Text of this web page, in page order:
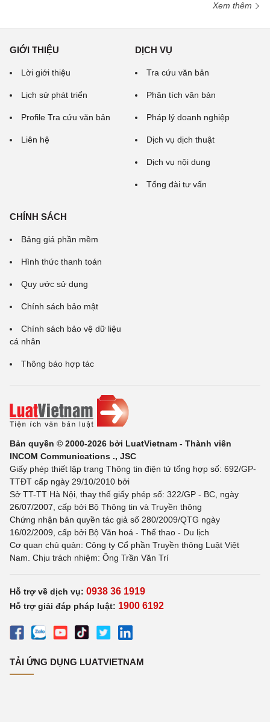
Xem thêm
GIỚI THIỆU
Lời giới thiệu
Lịch sử phát triển
Profile Tra cứu văn bản
Liên hệ
DỊCH VỤ
Tra cứu văn bản
Phân tích văn bản
Pháp lý doanh nghiệp
Dịch vụ dịch thuật
Dịch vụ nội dung
Tổng đài tư vấn
CHÍNH SÁCH
Bảng giá phần mềm
Hình thức thanh toán
Quy ước sử dụng
Chính sách bảo mật
Chính sách bảo vệ dữ liệu
cá nhân
Thông báo hợp tác
Bản quyền © 2000-2026 bởi LuatVietnam - Thành viên
INCOM Communications ., JSC
Giấy phép thiết lập trang Thông tin điện tử tổng hợp số: 692/GP-
TTĐT cấp ngày 29/10/2010 bởi
Sở TT-TT Hà Nội, thay thế giấy phép số: 322/GP - BC, ngày
26/07/2007, cấp bởi Bộ Thông tin và Truyền thông
Chứng nhận bản quyền tác giả số 280/2009/QTG ngày
16/02/2009, cấp bởi Bộ Văn hoá - Thể thao - Du lịch
Cơ quan chủ quản: Công ty Cổ phần Truyền thông Luật Việt
Nam. Chịu trách nhiệm: Ông Trần Văn Trí
Hỗ trợ về dịch vụ: 0938 36 1919
Hỗ trợ giải đáp pháp luật: 1900 6192
TẢI ỨNG DỤNG LUATVIETNAM